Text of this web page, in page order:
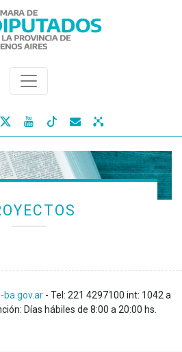
  
ba.gov.ar - Tel: 221 4297100 int: 1042 a
Días hábiles de 8:00 a 20:00 hs.